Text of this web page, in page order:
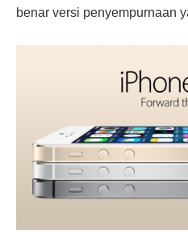
benar versi penyempurnaan